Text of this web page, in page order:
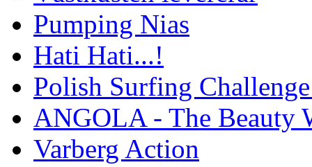
Pumping Nias
Hati Hati...!
Polish Surfing
ANGOLA - The Beauty
Varberg Action